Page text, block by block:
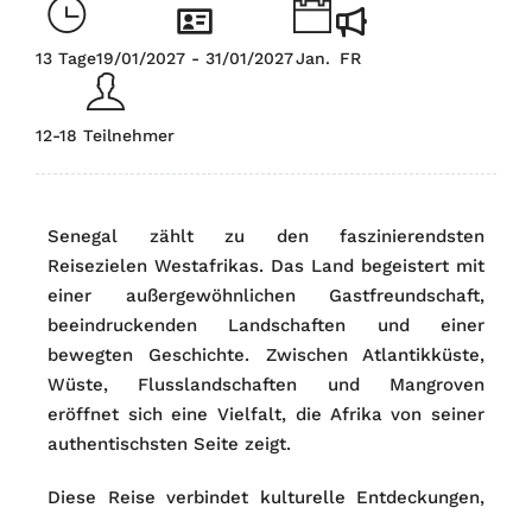
13 Tage19/01/2027 - 31/01/2027Jan. FR
12-18 Teilnehmer
Senegal zählt zu den faszinierendsten
Reisezielen Westafrikas. Das Land begeistert mit
einer außergewöhnlichen Gastfreundschaft,
beeindruckenden Landschaften und einer
bewegten Geschichte. Zwischen Atlantikküste,
Wüste, Flusslandschaften und Mangroven
eröffnet sich eine Vielfalt, die Afrika von seiner
authentischsten Seite zeigt.
Diese Reise verbindet kulturelle Entdeckungen,